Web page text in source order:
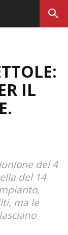
IL
del 4
del 14
ma le